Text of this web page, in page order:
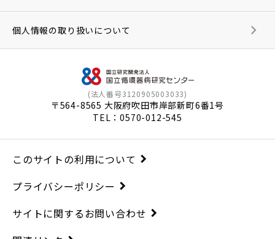
(法人番号3120905003033)
〒564-8565 大阪府吹田市岸部新町6番1号
TEL：0570-012-545
個人情報の取り扱いについて
このサイトの利用について
プライバシーポリシー
サイトに関するお問い合わせ